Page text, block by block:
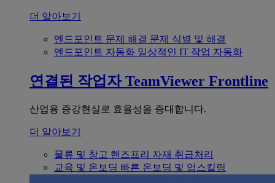
더 알아보기
엔드포인트 문제 해결 문제 식별 및 해결
엔드포인트 자동화 일상적인 IT 작업 자동화
연결된 작업자 TeamViewer Frontline
산업용 증강현실로 효율성을 증대합니다.
더 알아보기
물류 및 창고 핸즈프리 자재 취급처리
교육 및 온보딩 빠른 온보딩 및 업스킬링